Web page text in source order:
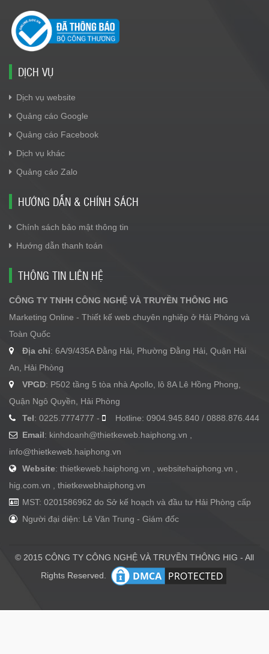
DỊCH VỤ
Dịch vụ website
Quảng cáo Google
Quảng cáo Facebook
Dịch vụ khác
Quảng cáo Zalo
HƯỚNG DẪN & CHÍNH SÁCH
Chính sách bảo mật thông tin
Hướng dẫn thanh toán
THÔNG TIN LIÊN HỆ
CÔNG TY TNHH CÔNG NGHỆ VÀ TRUYỀN THÔNG HIG
Marketing Online - Thiết kế web chuyên nghiệp ở Hải Phòng và
Toàn Quốc
Địa chỉ: 6A/9/435A Đằng Hải, Phường Đằng Hải, Quận Hải
An, Hải Phòng
VPGD: P502 tầng 5 tòa nhà Apollo, lô 8A Lê Hồng Phong,
Quận Ngô Quyền, Hải Phòng
Tel: 0225.7774777 -
Hotline: 0904.945.840 / 0888.876.444
Email: kinhdoanh@thietkeweb.haiphong.vn ,
info@thietkeweb.haiphong.vn
Website: thietkeweb.haiphong.vn , websitehaiphong.vn ,
hig.com.vn , thietkewebhaiphong.vn
MST: 0201586962 do Sở kế hoạch và đầu tư Hải Phòng cấp
Người đại diện: Lê Văn Trung - Giám đốc
© 2015 CÔNG TY CÔNG NGHỆ VÀ TRUYỀN THÔNG HIG - All
Rights Reserved.